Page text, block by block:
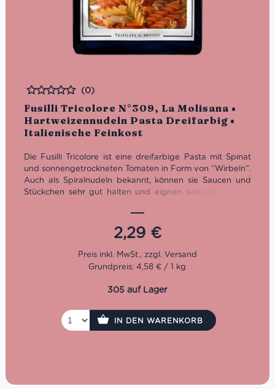
Fusilli Tricolore N°309, La Molisana •
Hartweizennudeln Pasta Dreifarbig •
Italienische Feinkost
Bewertet
(0)
Die Fusilli Tricolore ist eine dreifarbige Pasta mit Spinat
und sonnengetrockneten Tomaten in Form von “Wirbeln”.
Auch als Spiralnudeln bekannt, können sie Saucen und
Stückchen sehr gut halten und eignen sich daher ideal
aber auch sehr gut zu Nudelsalaten.
La Molisana gehört seit der Gründung 1908 zu den
wichtigsten Pastaherstellern Italiens. Heute wird das
traditionsreiche Unternehmen bereits in vierter
Generation von der Familie Ferro geführt. Sie
Hartweizengrieß von höchster Qualität. Die
Nudeln von Molisana verdanken ihre Einzigartigkeit vier
Elementen: einem Familienrezept, das von Generation zu
Generation weitergegeben wird, der reinen Bergluft, die
die Weizenfelder umgibt, dem frischen Quellwasser, das
2,29 €
Grundpreis: 4,58 € / 1 kg
305 auf Lager
IN DEN WARENKORB